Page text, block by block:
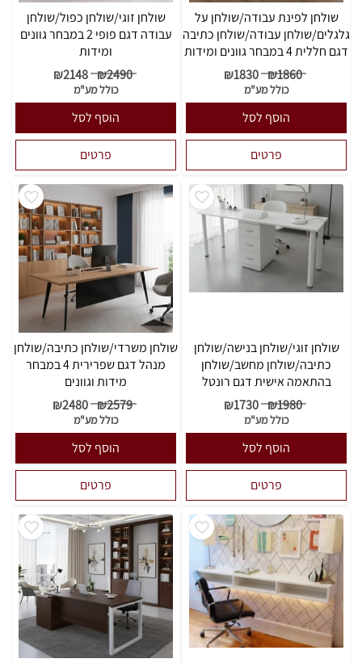
שולחן לפינת עבודה/שולחן על
גלגלים/שולחן עבודה/שולחן כתיבה
דגם חללית 4 במבחר גוונים ומידות
₪1860
₪1830
כולל מע"מ
הוסף לסל
פרטים
שולחן זוגי/שולחן כפול/שולחן
עבודה דגם פופי 2 במבחר גוונים
ומידות
₪2490
₪2148
כולל מע"מ
הוסף לסל
פרטים
שולחן זוגי/שולחן בנישה/שולחן
כתיבה/שולחן מחשב/שולחן
בהתאמה אישית דגם רונטל
₪1980
₪1730
כולל מע"מ
הוסף לסל
פרטים
שולחן משרדי/שולחן כתיבה/שולחן
מנהל דגם שפרירית 4 במבחר
מידות וגוונים
₪2579
₪2480
כולל מע"מ
הוסף לסל
פרטים